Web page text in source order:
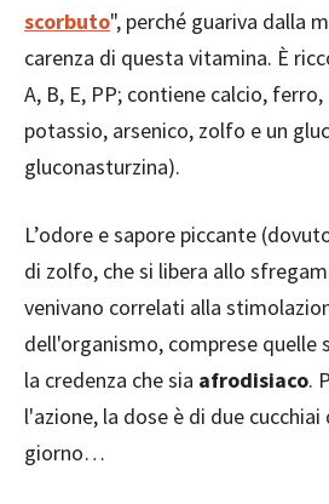
scorbuto", perché guariva dalla
carenza di questa vitamina. È
A, B, E, PP; contiene calcio,
potassio, arsenico, zolfo e un
gluconasturzina).
L’odore e sapore piccante
di zolfo, che si libera allo
venivano correlati alla
dell'organismo, comprese quelle
la credenza che sia afrodisiaco.
l'azione, la dose è di due
giorno…